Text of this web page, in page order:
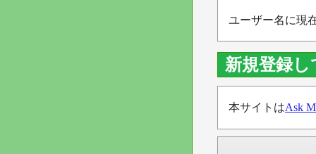
ユーザー名に現
新規登録
本サイトはAsk